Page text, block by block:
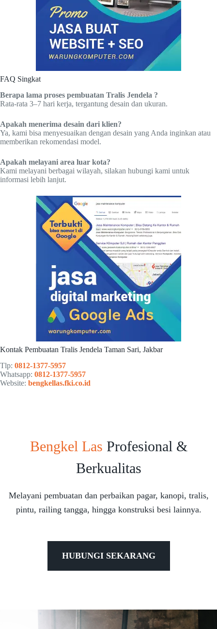
FAQ Singkat
Berapa lama proses pembuatan Tralis Jendela ?
Rata-rata 3–7 hari kerja, tergantung desain dan ukuran.
Apakah menerima desain dari klien?
Ya, kami bisa menyesuaikan dengan desain yang Anda inginkan atau
memberikan rekomendasi model.
Apakah melayani area luar kota?
Kami melayani berbagai wilayah, silakan hubungi kami untuk
informasi lebih lanjut.
Kontak Pembuatan Tralis Jendela Taman Sari, Jakbar
Tlp: 0812-1377-5957
Whatsapp: 0812-1377-5957
Website: bengkellas.fki.co.id
Bengkel Las Profesional &
Berkualitas
Melayani pembuatan dan perbaikan pagar, kanopi, tralis,
pintu, railing tangga, hingga konstruksi besi lainnya.
HUBUNGI SEKARANG